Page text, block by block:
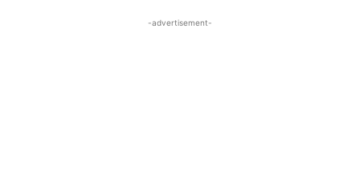
-advertisement-